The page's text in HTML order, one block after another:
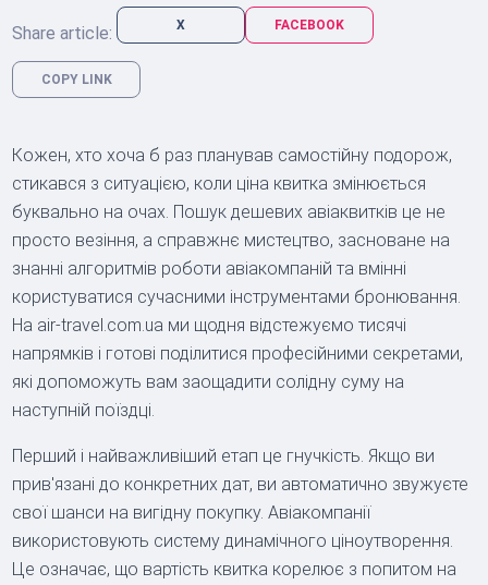
Share article: X FACEBOOK
COPY LINK
Кожен, хто хоча б раз планував самостійну подорож,
стикався з ситуацією, коли ціна квитка змінюється
буквально на очах. Пошук дешевих авіаквитків це не
просто везіння, а справжнє мистецтво, засноване на
знанні алгоритмів роботи авіакомпаній та вмінні
користуватися сучасними інструментами бронювання.
На air-travel.com.ua ми щодня відстежуємо тисячі
напрямків і готові поділитися професійними секретами,
які допоможуть вам заощадити солідну суму на
наступній поїздці.
Перший і найважливіший етап це гнучкість. Якщо ви
прив'язані до конкретних дат, ви автоматично звужуєте
свої шанси на вигідну покупку. Авіакомпанії
використовують систему динамічного ціноутворення.
Це означає, що вартість квитка корелює з попитом на